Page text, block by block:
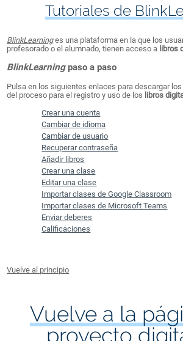
Tutoriales de
BlinkLearninges una plataforma en la que los
profesorado o el alumnado, tienen acceso a libros
BlinkLearningpaso a paso​
Pulsa en los siguientes enlaces para descargar
del proceso para el registro y uso de los libros
Crear una cuenta
Cambiar de idioma
Cambiar de usuario​
Recuperar contraseña​
Añadir libros​
Crear una clase​
Editar una clase​
Importar clases de Google Classroom​
Importar clases de Microsoft Teams
Enviar deberes​
Calificaciones​
Vuelve al principio
Vuelve a la
proyecto